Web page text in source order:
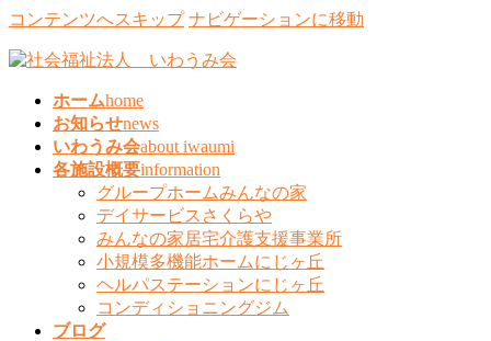
コンテンツへスキップ ナビゲーションに移動
ホームhome
お知らせnews
いわうみ会about iwaumi
各施設概要information
グループホームみんなの家
デイサービスさくらや
みんなの家居宅介護支援事業所
小規模多機能ホームにじヶ丘
ヘルパステーションにじヶ丘
コンディショニングジム
ブログ